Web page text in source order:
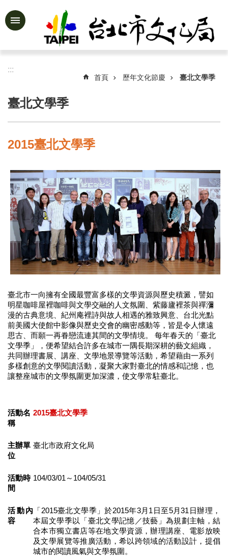
跳到主要內容區塊
進
告
訊
識
文
化
局
業
務
項
目
北
藝
文
空
間
歷
年
文
慶
政
專
珍
文
化
:::
首頁 歷年文化節慶 臺北文學季
臺北文學季
2015臺北文學季
臺北市一向擁有全國最豐富多樣的文學資源與歷史積澱，譬如
明星咖啡屋裡咖啡與文學交融的人文氛圍、紫藤廬裡茶與禪瀰
漫的古典意境、紀州庵裡詩與故人相遇的雅致興意、台北光點
前美國大使館中影像與歷史交會的幽密感動等，皆是令人懷遠
思古、而願一再眷戀流連其間的文學情境。 每年春天的「臺北
文學季」，便希望結合許多在城市一隅長期深耕的藝文組織，
共同辦理書展、講座、文學地景導覽等活動，希望藉由一系列
多樣創意的文學閱讀活動，凝聚大家對臺北的情感和記憶，也
讓整座城市的文學氛圍更加深濃，使文學常駐臺北。
活動名
稱
2015臺北文學季
主辦單
位
臺北市政府文化局
活動時
間
104/03/01～104/05/31
活動內
容
「2015臺北文學季」於2015年3月1日至5月31日辦理，
本屆文學季以「臺北文學記憶／技藝」為規劃主軸，結
合本市獨立書店等在地文學資源，辦理講座、電影放映
及文學展覽等推廣活動，希以跨領域的活動設計，提倡
城市的閱讀風氣與文學氛圍。